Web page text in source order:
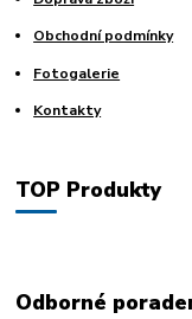
Obchodní podmínky
Fotogalerie
Kontakty
TOP Produkty
Odborné